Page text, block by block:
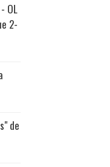
OL
2-
de